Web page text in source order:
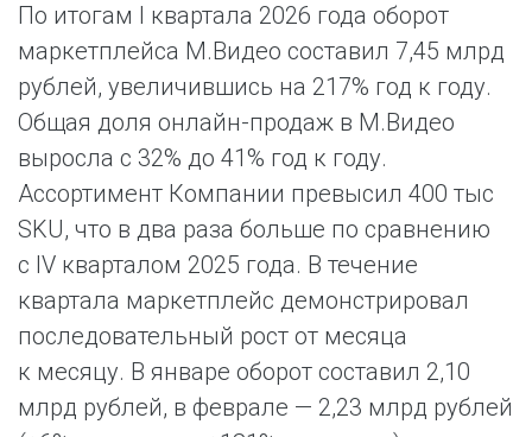
По итогам I квартала 2026 года оборот
маркетплейса М.Видео составил 7,45 млрд
рублей, увеличившись на 217% год к году.
Общая доля онлайн-продаж в М.Видео
выросла с 32% до 41% год к году.
Ассортимент Компании превысил 400 тыс
SKU, что в два раза больше по сравнению
с IV кварталом 2025 года. В течение
квартала маркетплейс демонстрировал
последовательный рост от месяца
к месяцу. В январе оборот составил 2,10
млрд рублей, в феврале — 2,23 млрд рублей